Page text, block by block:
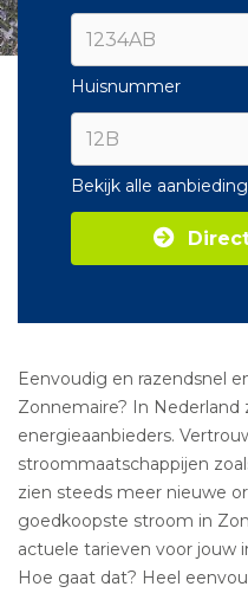
Huisnummer
Bekijk alle
Eenvoudig en razendsnel
Zonnemaire? In Nederland
energieaanbieders.
stroommaatschappijen
zien steeds meer nieuwe
goedkoopste stroom in
actuele tarieven voor jouw
Hoe gaat dat? Heel